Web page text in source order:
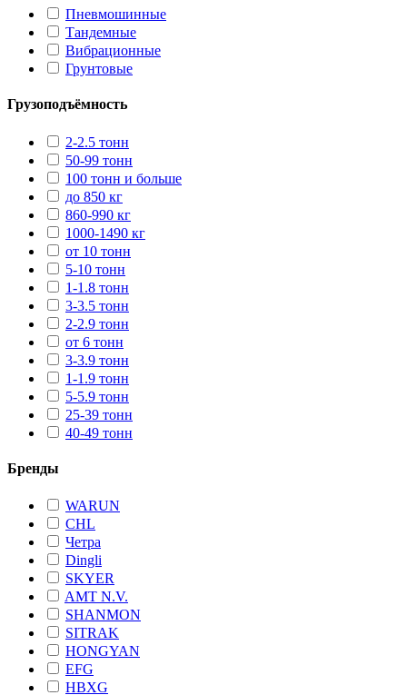
Пневмошинные
Тандемные
Вибрационные
Грунтовые
Грузоподъёмность
2-2.5 тонн
50-99 тонн
100 тонн и больше
до 850 кг
860-990 кг
1000-1490 кг
от 10 тонн
5-10 тонн
1-1.8 тонн
3-3.5 тонн
2-2.9 тонн
от 6 тонн
3-3.9 тонн
1-1.9 тонн
5-5.9 тонн
25-39 тонн
40-49 тонн
Бренды
WARUN
CHL
Четра
Dingli
SKYER
AMT N.V.
SHANMON
SITRAK
HONGYAN
EFG
HBXG